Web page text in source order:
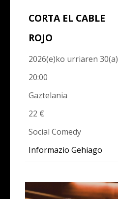
CORTA EL CABLE
ROJO
2026(e)ko urriaren 30(a)
20:00
Gaztelania
22 €
Social Comedy
Informazio Gehiago